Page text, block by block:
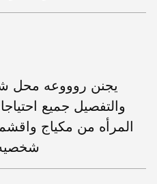
يجنن روووعه محل
والتفصيل جميع
المرأه من مكياج